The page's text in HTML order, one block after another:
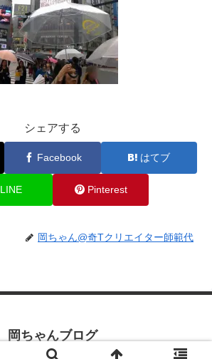
シェアする
Facebook はてブ
LINE Pinterest
岡ちゃん@奇Tクリエイター師範代
岡ちゃんブログ
© 2019 岡ちゃんブログ.